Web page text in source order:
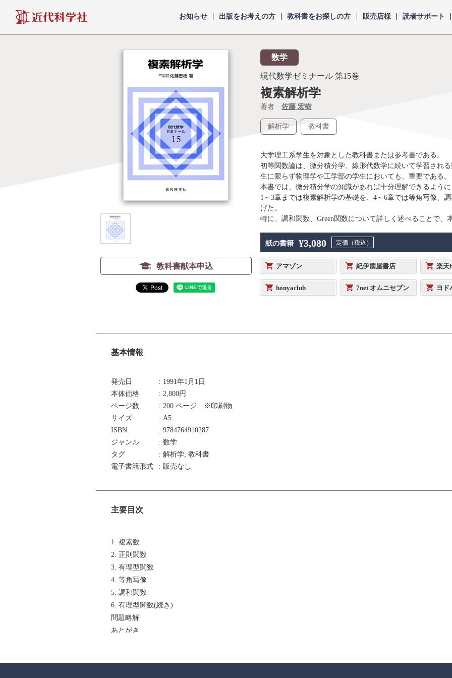
近代科学社
お知らせ 出版をお考えの方 教科書をお探しの方 販売店様 読者サポート
教科書献本申込
数学
現代数学ゼミナール 第15巻
複素解析学
著者 佐藤 宏樹
解析学 教科書
大学理工系学生を対象とした教科書または参考書である。
初等関数論は、微分積分学、線形代数学に続いて学習され
生に限らず物理学や工学部の学生においても、重要である。
本書では、微分積分学の知識があれば十分理解できるよう
1～3章までは複素解析学の基礎を、4～6章では等角写像、
げた。
特に、調和関数、Green関数について詳しく述べることで、
紙の書籍 ¥3,080 定価（税込）
アマゾン 紀伊國屋書店 楽天
honyaclub 7net オムニセブン ヨド
基本情報
発売日
1991年1月1日
本体価格
2,800円
ページ数
200 ページ ※印刷物
サイズ
A5
ISBN
9784764910287
ジャンル
数学
タグ
解析学, 教科書
電子書籍形式
販売なし
主要目次
1. 複素数
2. 正則関数
3. 有理型関数
4. 等角写像
5. 調和関数
6. 有理型関数(続き)
問題略解
あとがき